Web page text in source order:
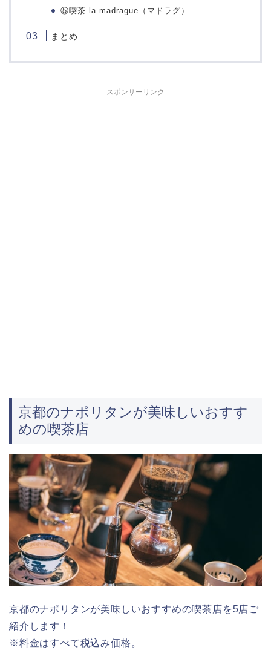
⑤喫茶 la madrague（マドラグ）
まとめ
スポンサーリンク
京都のナポリタンが美味しいおすす
めの喫茶店
京都のナポリタンが美味しいおすすめの喫茶店を5店ご
紹介します！
※料金はすべて税込み価格。